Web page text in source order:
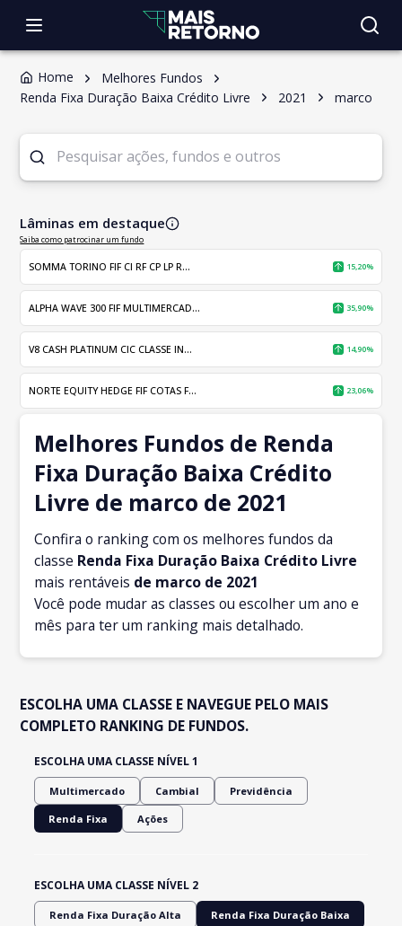
Home
Melhores Fundos
Renda Fixa Duração Baixa Crédito Livre
2021 marco
Lâminas em destaque
Saiba como patrocinar um fundo
SOMMA TORINO FIF CI RF CP LP R... 15,20%
ALPHA WAVE 300 FIF MULTIMERCAD... 35,90%
V8 CASH PLATINUM CIC CLASSE IN... 14,90%
NORTE EQUITY HEDGE FIF COTAS F... 23,06%
Melhores Fundos de Renda
Fixa Duração Baixa Crédito
Livre de marco de 2021
Confira o ranking com os melhores fundos da
classe Renda Fixa Duração Baixa Crédito Livre
mais rentáveis de marco de 2021
Você pode mudar as classes ou escolher um ano e
mês para ter um ranking mais detalhado.
ESCOLHA UMA CLASSE E NAVEGUE PELO MAIS
COMPLETO RANKING DE FUNDOS.
ESCOLHA UMA CLASSE NÍVEL 1
Multimercado Cambial Previdência
Renda Fixa Ações
ESCOLHA UMA CLASSE NÍVEL 2
Renda Fixa Duração Alta Renda Fixa Duração Baixa